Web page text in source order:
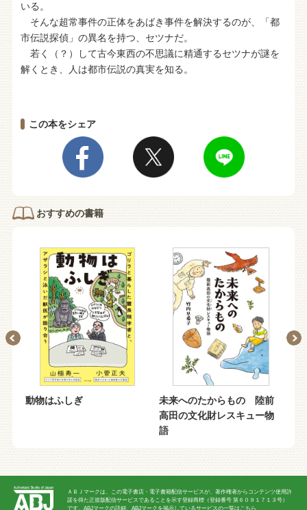
いる。
そんな超常事件の正体をあばき事件を解決するのが、「都
市伝説探偵」の異名を持つ、セツナだ。
若く（？）して古今東西の不思議に精通するセツナが謎を
解くとき、人は都市伝説の真実を知る。
この本をシェア
おすすめの書籍
動物はふしぎ
未来へのたからもの 陸前
高田の文化財レスキュー物
語
ＡＢＪマークは、この電子書店・電子書籍配信サービスが、著作権者からコンテンツ使用許
諾を得た正規版配信サービスであることを示す登録商標（登録番号 第６０９１７１３号）
です。ABJマークの詳細、ABJマークを掲示しているサービスの一覧はこちら